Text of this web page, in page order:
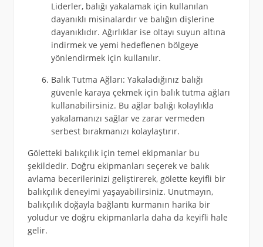
Liderler, balığı yakalamak için kullanılan
dayanıklı misinalardır ve balığın dişlerine
dayanıklıdır. Ağırlıklar ise oltayı suyun altına
indirmek ve yemi hedeflenen bölgeye
yönlendirmek için kullanılır.
Balık Tutma Ağları: Yakaladığınız balığı
güvenle karaya çekmek için balık tutma ağları
kullanabilirsiniz. Bu ağlar balığı kolaylıkla
yakalamanızı sağlar ve zarar vermeden
serbest bırakmanızı kolaylaştırır.
Göletteki balıkçılık için temel ekipmanlar bu
şekildedir. Doğru ekipmanları seçerek ve balık
avlama becerilerinizi geliştirerek, gölette keyifli bir
balıkçılık deneyimi yaşayabilirsiniz. Unutmayın,
balıkçılık doğayla bağlantı kurmanın harika bir
yoludur ve doğru ekipmanlarla daha da keyifli hale
gelir.